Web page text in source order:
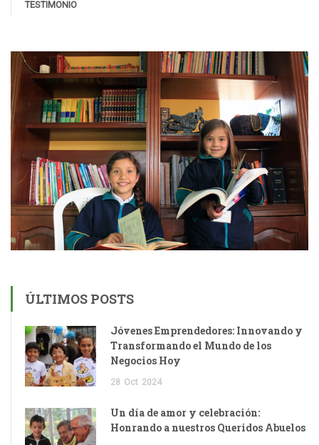
TESTIMONIO
ÚLTIMOS POSTS
Jóvenes Emprendedores: Innovando y
Transformando el Mundo de los
Negocios Hoy
28 Oct 2024
Un día de amor y celebración:
Honrando a nuestros Queridos Abuelos